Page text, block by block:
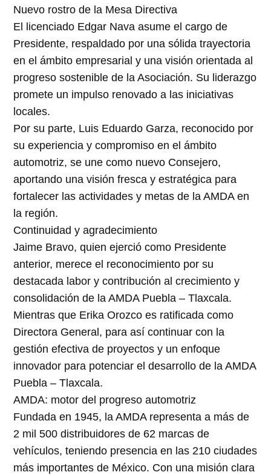
Nuevo rostro de la Mesa Directiva
El licenciado Edgar Nava asume el cargo de
Presidente, respaldado por una sólida trayectoria
en el ámbito empresarial y una visión orientada al
progreso sostenible de la Asociación. Su liderazgo
promete un impulso renovado a las iniciativas
locales.
Por su parte, Luis Eduardo Garza, reconocido por
su experiencia y compromiso en el ámbito
automotriz, se une como nuevo Consejero,
aportando una visión fresca y estratégica para
fortalecer las actividades y metas de la AMDA en
la región.
Continuidad y agradecimiento
Jaime Bravo, quien ejerció como Presidente
anterior, merece el reconocimiento por su
destacada labor y contribución al crecimiento y
consolidación de la AMDA Puebla – Tlaxcala.
Mientras que Erika Orozco es ratificada como
Directora General, para así continuar con la
gestión efectiva de proyectos y un enfoque
innovador para potenciar el desarrollo de la AMDA
Puebla – Tlaxcala.
AMDA: motor del progreso automotriz
Fundada en 1945, la AMDA representa a más de
2 mil 500 distribuidores de 62 marcas de
vehículos, teniendo presencia en las 210 ciudades
más importantes de México. Con una misión clara